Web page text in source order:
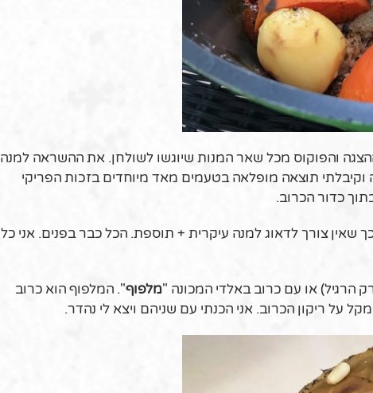
והפוקוס מכל שאר המנות שיוגשו לשולחן. את ההשראה למנה
וקיבלתי תוצאה מופלאה בטעמים מאד מיוחדים בזכות הפריקי
כדור הכרוב.
שאין צורך לדאוג למנה עיקרית + תוספת. הכל כבר בפנים. אני כל
הרגיל) או עם כרוב באלדי המכונה "מלפוף". המלפוף הוא כרוב
על ריקון הכרוב. אני הכנתי עם שניהם ויצא לי נהדר.